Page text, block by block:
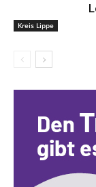
Kreis Lippe